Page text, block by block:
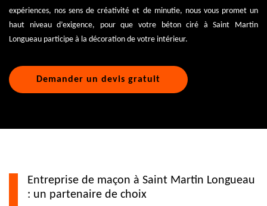
expériences, nos sens de créativité et de minutie, nous vous promet un
haut niveau d’exigence, pour que votre béton ciré à Saint Martin
Longueau participe à la décoration de votre intérieur.
Demander un devis gratuit
Entreprise de maçon à Saint Martin Longueau
: un partenaire de choix